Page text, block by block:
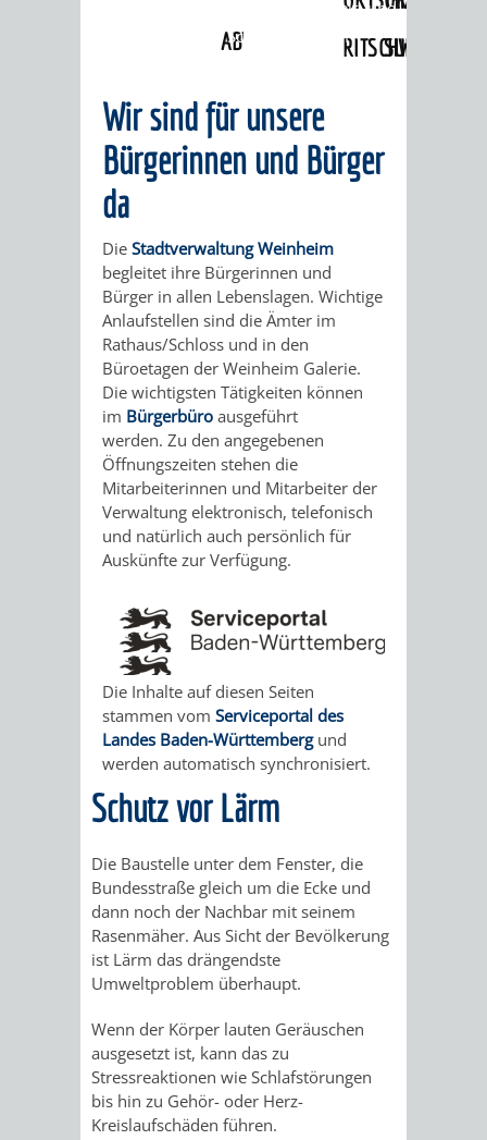
ABWASSERBESEITIGUNG
BEHÖRDENNUMMER
115
FAMILIEN
BERATUNG
HILFE
KINDER
UND
JUGENDLICHE
SENIOREN
BETREUUNG
UND
PFLEGE
FREIZEITANGEBOTE
BERATUNG
UND
HILFE
MENSCHEN
MIT
BEHINDERUNG
MENSCHEN
MIT
DEMENZ
MIGRANTEN
/
FLÜCHTLINGE
BAUHERREN
BAUHERRENBERATUNG
GRUNDSTÜCKSWERTERMITTLUNG
DENKMALSCHUTZ
AUFGABEN
DER
UNTEREN
DENKMALSCHUTZBEHÖRDE
STEUERVORTEILE
SATZUNGEN
IM
BEREICH
DENKMALSCHUTZ
GENEHMIGUNGSVERFAHREN
TAG
VERKAUF
STÄDTISCHER
BAUPLÄTZE
VERKAUF
STÄDTISCHER
HÄUSER
/
RITSCHWEIER
SULZBACH
AUSSCHÜSSE
UND
AUSSCHUSS
FÜR
TECHNIK,
UMWELT
UND
STADTENTWICKLUNG
BERATUNGSERGEBNISSE
HAUPTAUSSCHUSS
KINDER-
TAGESORDNUNG
SITZUNGSUNTERLAGEN
UMLEGUNGSAUSSCHUSS
BERATENDE
AUSSCHÜSSE
TAGESORDNUNG
PROJEKTE
ABGEORDNETE
STADTRECHT
BÜRGERMEISTER
/
DEZERNATE
ÄMTER
Umwelt- und
»Schutz vor Lärm
Wir sind für unsere
Bürgerinnen und Bürger
da
Die Stadtverwaltung Weinheim
begleitet ihre Bürgerinnen und
Bürger in allen Lebenslagen. Wichtige
Anlaufstellen sind die Ämter im
Rathaus/Schloss und in den
Büroetagen der Weinheim Galerie.
Die wichtigsten Tätigkeiten können
im Bürgerbüro ausgeführt
werden. Zu den angegebenen
Öffnungszeiten stehen die
Mitarbeiterinnen und Mitarbeiter der
Verwaltung elektronisch, telefonisch
und natürlich auch persönlich für
Auskünfte zur Verfügung.
Die Inhalte auf diesen Seiten
stammen vom Serviceportal des
Landes Baden-Württembergund
werden automatisch synchronisiert.
Schutz vor Lärm
Die Baustelle unter dem Fenster, die
Bundesstraße gleich um die Ecke und
dann noch der Nachbar mit seinem
Rasenmäher. Aus Sicht der Bevölkerung
ist Lärm das drängendste
Umweltproblem überhaupt.
Wenn der Körper lauten Geräuschen
ausgesetzt ist, kann das zu
Stressreaktionen wie Schlafstörungen
bis hin zu Gehör- oder Herz-
Kreislaufschäden führen.